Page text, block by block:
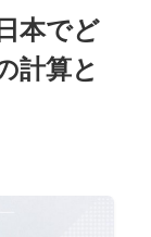
本でど
計算と